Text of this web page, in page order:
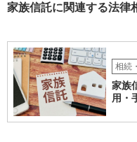
家族信託に関連する法律
相続
家族
用・